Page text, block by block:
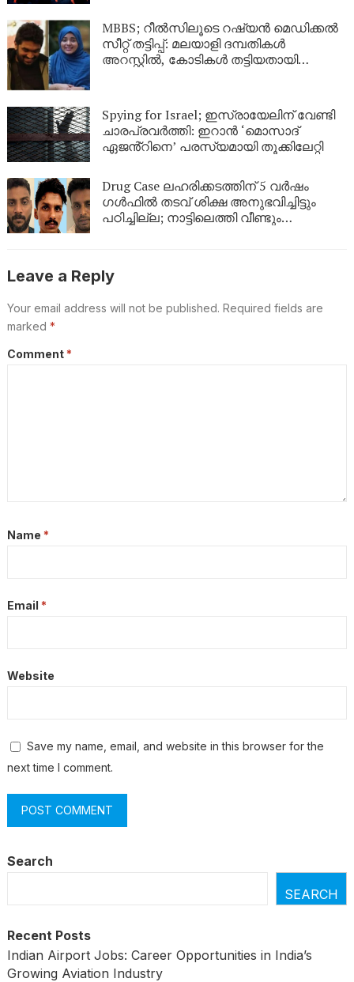
MBBS; റീൽസിലൂടെ റഷ്യൻ മെഡിക്കൽ
സീറ്റ് തട്ടിപ്പ്: മലയാളി ദമ്പതികൾ
അറസ്റ്റിൽ, കോടികൾ തട്ടിയതായി
Spying for Israel; ഇസ്രായേലിന് വേണ്ടി
ചാരപ്രവർത്തി: ഇറാൻ ‘മൊസാദ്
ഏജൻ്റിനെ’ പരസ്യമായി തൂക്കിലേറ്റി
Drug Case ലഹരിക്കടത്തിന് 5 വർഷം
ഗൾഫിൽ തടവ് ശിക്ഷ അനുഭവിച്ചിട്ടും
പഠിച്ചില്ല; നാട്ടിലെത്തി വീണ്ടും
Leave a Reply
Your email address will not be published. Required fields are
marked *
Comment *
Name *
Email *
Website
Save my name, email, and website in this browser for the
next time I comment.
Search
SEARCH
Recent Posts
Indian Airport Jobs: Career Opportunities in India’s
Growing Aviation Industry